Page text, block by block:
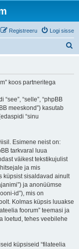
Logi sisse
Registreeru
koos partneritega
“selle”, “phpBB
meeskond”) kasutab
“sinu
Esimene neist on:
tarkvaral luua
väikest tekstikujulist
ja mis
küpsist sisaldavad ainult
ja anonüümse
id”), mis on
Kolmas küpsis luuakse
foorum” teemasi ja
loetud, tehes veebilehe
küpsiseid “filateelia